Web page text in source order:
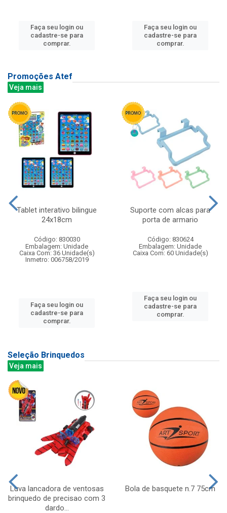
Faça seu login ou
cadastre-se para
comprar.
Faça seu login ou
cadastre-se para
comprar.
Promoções Atef
Veja mais
Tablet interativo bilingue
24x18cm
Código: 830030
Embalagem: Unidade
Caixa Com: 36 Unidade(s)
Inmetro: 006758/2019
Faça seu login ou
cadastre-se para
comprar.
Suporte com alcas para
porta de armario
Código: 830624
Embalagem: Unidade
Caixa Com: 60 Unidade(s)
Faça seu login ou
cadastre-se para
comprar.
Seleção Brinquedos
Veja mais
Luva lancadora de ventosas
brinquedo de precisao com 3
dardo...
Bola de basquete n.7 75cm